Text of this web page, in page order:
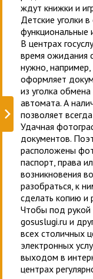
ждут книжки и
Детские уголки
функциональные
В центрах
время ожидания
нужно,
оформляет
из уголка
автомата. А
позволяет
Удачная
документов.
расположены
паспорт, права
возникновения
разобраться, к
сделать копию и
Чтобы под рукой
gosuslugi.ru и
всех столичных
электронных
выходом в
центрах